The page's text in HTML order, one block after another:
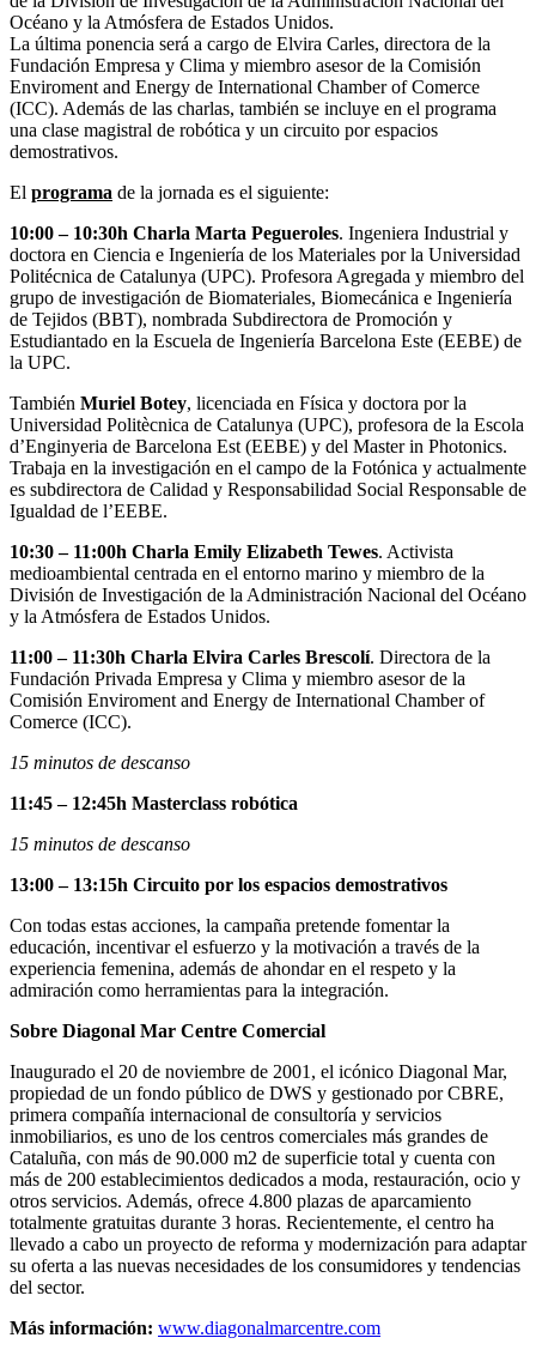
Océano y la Atmósfera de Estados Unidos.
La última ponencia será a cargo de Elvira Carles, directora de la
Fundación Empresa y Clima y miembro asesor de la Comisión
Enviroment and Energy de International Chamber of Comerce
(ICC). Además de las charlas, también se incluye en el programa
una clase magistral de robótica y un circuito por espacios
demostrativos.
El programa de la jornada es el siguiente:
10:00 – 10:30h Charla Marta Pegueroles. Ingeniera Industrial y
doctora en Ciencia e Ingeniería de los Materiales por la Universidad
Politécnica de Catalunya (UPC). Profesora Agregada y miembro del
grupo de investigación de Biomateriales, Biomecánica e Ingeniería
de Tejidos (BBT), nombrada Subdirectora de Promoción y
Estudiantado en la Escuela de Ingeniería Barcelona Este (EEBE) de
la UPC.
También Muriel Botey, licenciada en Física y doctora por la
Universidad Politècnica de Catalunya (UPC), profesora de la Escola
d’Enginyeria de Barcelona Est (EEBE) y del Master in Photonics.
Trabaja en la investigación en el campo de la Fotónica y actualmente
es subdirectora de Calidad y Responsabilidad Social Responsable de
Igualdad de l’EEBE.
10:30 – 11:00h Charla Emily Elizabeth Tewes. Activista
medioambiental centrada en el entorno marino y miembro de la
División de Investigación de la Administración Nacional del Océano
y la Atmósfera de Estados Unidos.
11:00 – 11:30h Charla Elvira Carles Brescolí. Directora de la
Fundación Privada Empresa y Clima y miembro asesor de la
Comisión Enviroment and Energy de International Chamber of
Comerce (ICC).
15 minutos de descanso
11:45 – 12:45h Masterclass robótica
15 minutos de descanso
13:00 – 13:15h Circuito por los espacios demostrativos
Con todas estas acciones, la campaña pretende fomentar la
educación, incentivar el esfuerzo y la motivación a través de la
experiencia femenina, además de ahondar en el respeto y la
admiración como herramientas para la integración.
Sobre Diagonal Mar Centre Comercial
Inaugurado el 20 de noviembre de 2001, el icónico Diagonal Mar,
propiedad de un fondo público de DWS y gestionado por CBRE,
primera compañía internacional de consultoría y servicios
inmobiliarios, es uno de los centros comerciales más grandes de
Cataluña, con más de 90.000 m2 de superficie total y cuenta con
más de 200 establecimientos dedicados a moda, restauración, ocio y
otros servicios. Además, ofrece 4.800 plazas de aparcamiento
totalmente gratuitas durante 3 horas. Recientemente, el centro ha
llevado a cabo un proyecto de reforma y modernización para adaptar
su oferta a las nuevas necesidades de los consumidores y tendencias
del sector.
Más información: www.diagonalmarcentre.com